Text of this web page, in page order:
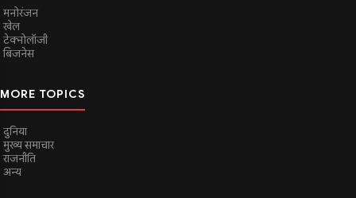
मनोरंजन
खेल
टेक्नोलॉजी
बिजनेस
MORE TOPICS
दुनिया
मुख्य समाचार
राजनीति
अन्य